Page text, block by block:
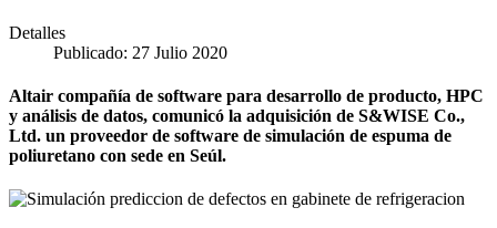
Detalles
Publicado: 27 Julio 2020
Altair compañía de software para desarrollo de producto, HPC
y análisis de datos, comunicó la adquisición de S&WISE Co.,
Ltd. un proveedor de software de simulación de espuma de
poliuretano con sede en Seúl.